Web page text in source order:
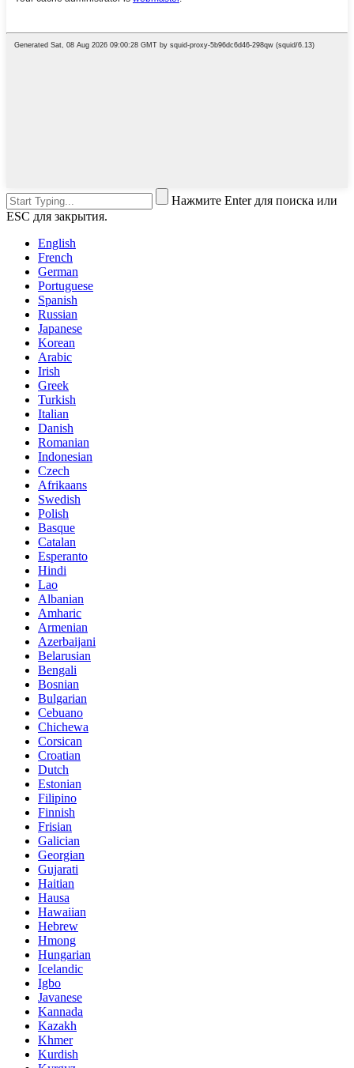
Нажмите Enter для поиска или
ESC для закрытия.
English
French
German
Portuguese
Spanish
Russian
Japanese
Korean
Arabic
Irish
Greek
Turkish
Italian
Danish
Romanian
Indonesian
Czech
Afrikaans
Swedish
Polish
Basque
Catalan
Esperanto
Hindi
Lao
Albanian
Amharic
Armenian
Azerbaijani
Belarusian
Bengali
Bosnian
Bulgarian
Cebuano
Chichewa
Corsican
Croatian
Dutch
Estonian
Filipino
Finnish
Frisian
Galician
Georgian
Gujarati
Haitian
Hausa
Hawaiian
Hebrew
Hmong
Hungarian
Icelandic
Igbo
Javanese
Kannada
Kazakh
Khmer
Kurdish